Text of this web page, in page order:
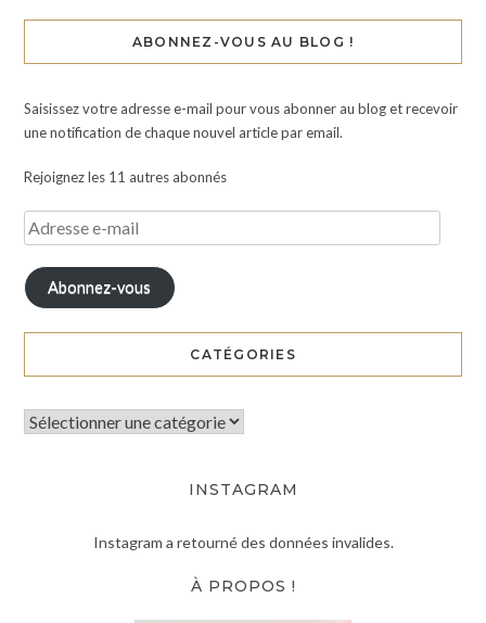
ABONNEZ-VOUS AU BLOG !
Saisissez votre adresse e-mail pour vous abonner au blog et recevoir
une notification de chaque nouvel article par email.
Rejoignez les 11 autres abonnés
Abonnez-vous
CATÉGORIES
INSTAGRAM
Instagram a retourné des données invalides.
À PROPOS !